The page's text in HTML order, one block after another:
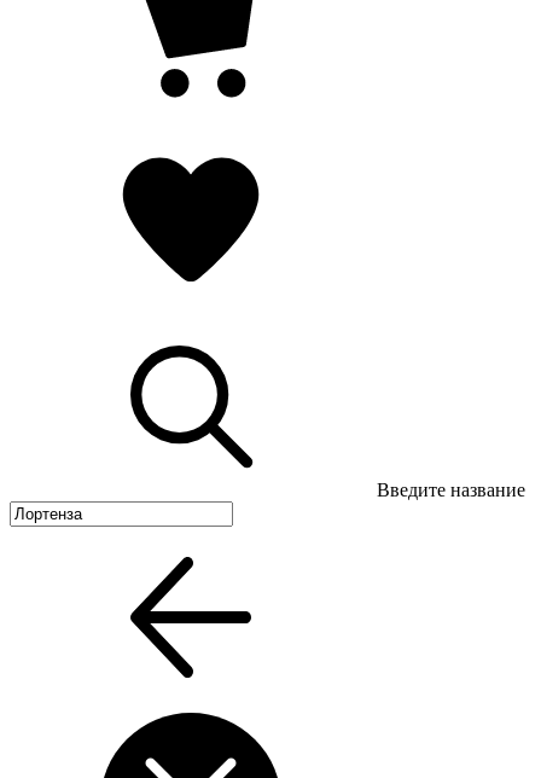
Введите название